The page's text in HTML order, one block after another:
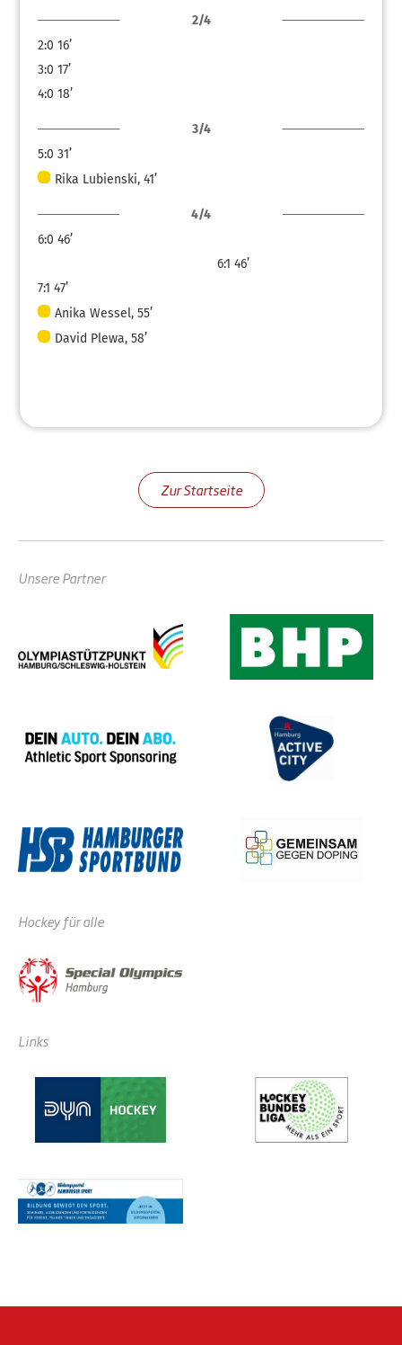
2/4
2:0 16’
3:0 17’
4:0 18’
3/4
5:0 31’
Rika Lubienski, 41’
4/4
6:0 46’
6:1 46’
7:1 47’
Anika Wessel, 55’
David Plewa, 58’
Zur Startseite
Unsere Partner
Hockey für alle
Links